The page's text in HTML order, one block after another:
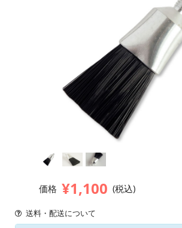
価格 ¥1,100 (税込)
送料・配送について